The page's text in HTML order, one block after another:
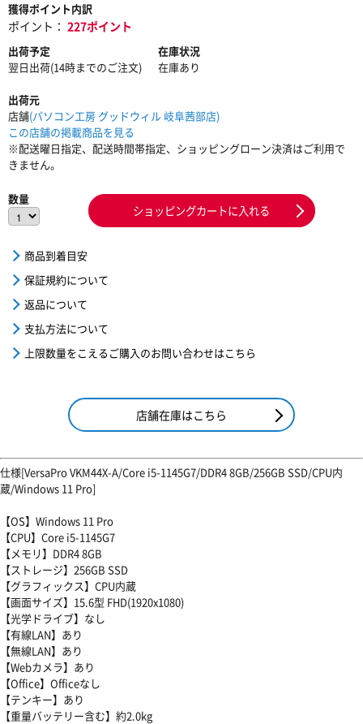
獲得ポイント内訳
ポイント： 227ポイント
出荷予定
翌日出荷(14時までのご注文)
在庫状況
在庫あり
出荷元
店舗(パソコン工房 グッドウィル 岐阜茜部店)
この店舗の掲載商品を見る
※配送曜日指定、配送時間帯指定、ショッピングローン決済はご利用で
きません。
数量
ショッピングカートに入れる
商品到着目安
保証規約について
返品について
支払方法について
上限数量をこえるご購入のお問い合わせはこちら
店舗在庫はこちら
仕様[VersaPro VKM44X-A/Core i5-1145G7/DDR4 8GB/256GB SSD/CPU内
蔵/Windows 11 Pro]
【OS】Windows 11 Pro
【CPU】Core i5-1145G7
【メモリ】DDR4 8GB
【ストレージ】256GB SSD
【グラフィックス】CPU内蔵
【画面サイズ】15.6型 FHD(1920x1080)
【光学ドライブ】なし
【有線LAN】あり
【無線LAN】あり
【Webカメラ】あり
【Office】Officeなし
【テンキー】あり
【重量バッテリー含む】約2.0kg